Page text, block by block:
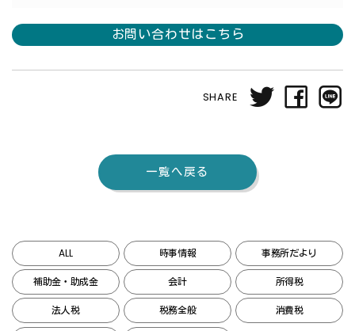
お問い合わせはこちら
SHARE
一覧へ戻る
ALL 時事情報 事務所だより
補助金・助成金 会計 所得税
法人税 税務全般 消費税